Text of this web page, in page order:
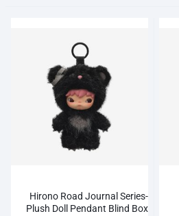
Hirono Road Journal Series-
Plush Doll Pendant Blind Box